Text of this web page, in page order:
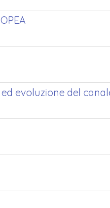
evoluzione del